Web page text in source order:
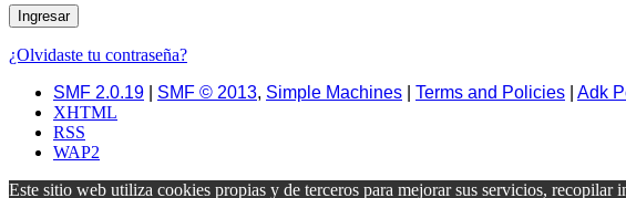
¿Olvidaste tu contraseña?
SMF 2.0.19
SMF © 2013, Simple Machines Terms and Policies Adk
XHTML
RSS
WAP2
Este sitio web utiliza cookies propias y de terceros para mejorar sus servicios,